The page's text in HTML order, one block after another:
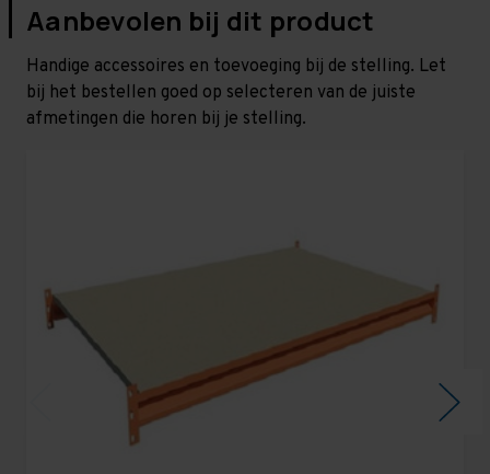
Aanbevolen bij dit product
Handige accessoires en toevoeging bij de stelling. Let
bij het bestellen goed op selecteren van de juiste
afmetingen die horen bij je stelling.